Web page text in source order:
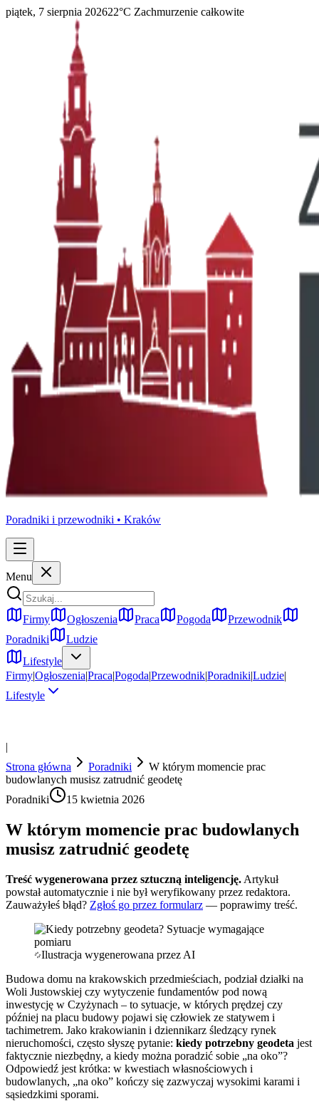
piątek, 7 sierpnia 202622°C Zachmurzenie całkowite
Poradniki i przewodniki • Kraków
Menu
Firmy Ogłoszenia Praca Pogoda
Przewodnik
Poradniki
Ludzie
Lifestyle
Firmy|Ogłoszenia|Praca|Pogoda|Przewodnik|Poradniki|Ludzie|
Lifestyle
|
Strona główna
Poradniki
W którym momencie prac
budowlanych musisz zatrudnić geodetę
Poradniki
15 kwietnia 2026
W którym momencie prac budowlanych
musisz zatrudnić geodetę
Treść wygenerowana przez sztuczną inteligencję. Artykuł
powstał automatycznie i nie był weryfikowany przez redaktora.
Zauważyłeś błąd? Zgłoś go przez formularz — poprawimy treść.
Ilustracja wygenerowana przez AI
Budowa domu na krakowskich przedmieściach, podział działki na
Woli Justowskiej czy wytyczenie fundamentów pod nową
inwestycję w Czyżynach – to sytuacje, w których prędzej czy
później na placu budowy pojawi się człowiek ze statywem i
tachimetrem. Jako krakowianin i dziennikarz śledzący rynek
nieruchomości, często słyszę pytanie: kiedy potrzebny geodeta jest
faktycznie niezbędny, a kiedy można poradzić sobie „na oko”?
Odpowiedź jest krótka: w kwestiach własnościowych i
budowlanych, „na oko” kończy się zazwyczaj wysokimi karami i
sąsiedzkimi sporami.